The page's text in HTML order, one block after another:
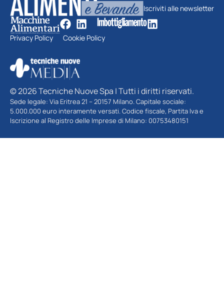
Iscriviti alle newsletter
Privacy Policy Cookie Policy
© 2026 Tecniche Nuove Spa | Tutti i diritti riservati.
Sede legale: Via Eritrea 21 – 20157 Milano. Capitale sociale:
5.000.000 euro interamente versati. Codice fiscale, Partita Iva e
Iscrizione al Registro delle Imprese di Milano: 00753480151